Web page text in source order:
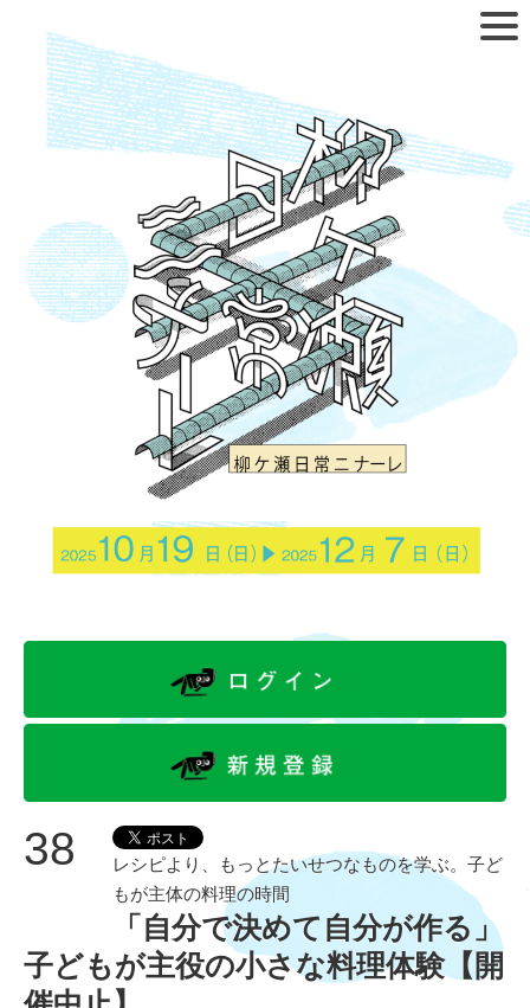
38
レシピより、もっとたいせつなものを学ぶ。子ど
もが主体の料理の時間
「自分で決めて自分が作る」
子どもが主役の小さな料理体験【開